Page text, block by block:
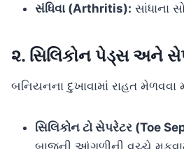
સંધિવા (Arthritis): સાંધાના
૨. સિલિકોન પેડ્સ અને
બનિયનના દુખાવામાં રાહત મેળવવા
સિલિકોન ટો સેપરેટર (Toe
બાજુની આંગળીની વચ્ચે